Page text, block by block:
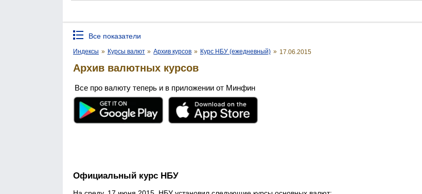
Все показатели
Индексы » Курсы валют » Архив курсов » Курс НБУ (ежедневный) » 17.06.2015
Архив валютных курсов
Все про валюту теперь и в приложении от Минфин
Официальный курс НБУ